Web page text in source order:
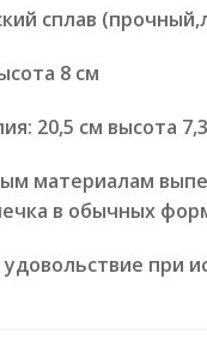
сплав
8 см
20,5 см высота 7,3
материалам
в обычных
при